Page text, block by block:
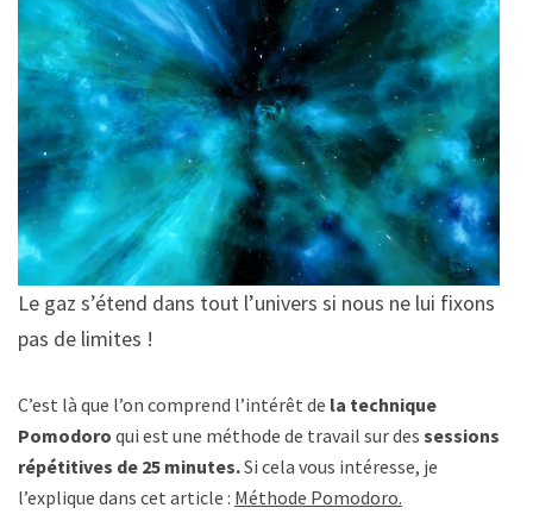
Le gaz s’étend dans tout l’univers si nous ne lui fixons
pas de limites !
C’est là que l’on comprend l’intérêt de la technique
Pomodoro qui est une méthode de travail sur des sessions
répétitives de 25 minutes.Si cela vous intéresse, je
l’explique dans cet article : Méthode Pomodoro.